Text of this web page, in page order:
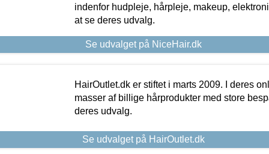
indenfor hudpleje, hårpleje, makeup,
at se deres udvalg.
Se udvalget på NiceHair.dk
HairOutlet.dk er stiftet i marts 2009. I deres
masser af billige hårprodukter med store
deres udvalg.
Se udvalget på HairOutlet.dk